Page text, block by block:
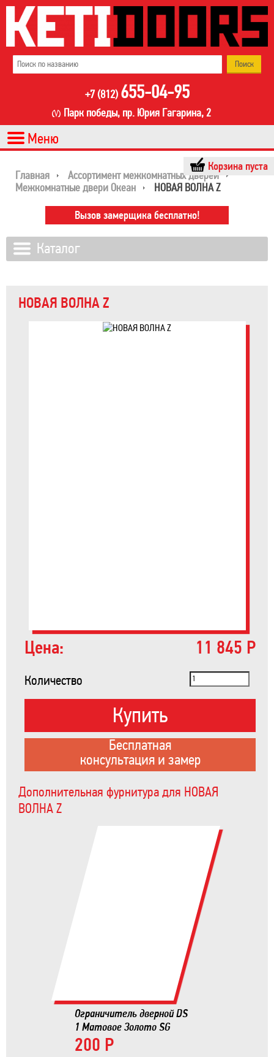
+7 (812) 655-04-95
Парк победы, пр. Юрия Гагарина, 2
Корзина пуста
Главная
Ассортимент межкомнатных дверей
Межкомнатные двери Океан
НОВАЯ ВОЛНА Z
НОВАЯ ВОЛНА Z
Цена: 11 845 Р
Количество
Купить
Бесплатная
консультация и замер
Дополнительная фурнитура для НОВАЯ
ВОЛНА Z
Ограничитель дверной DS
1 Матовое Золото SG
200 Р